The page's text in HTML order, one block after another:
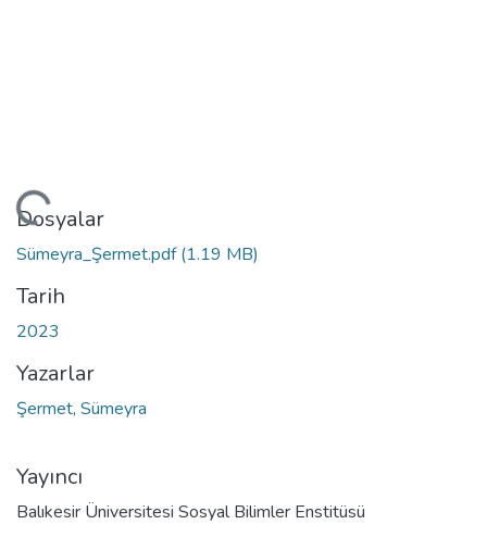
Yükleniyor...
Dosyalar
Sümeyra_Şermet.pdf(1.19 MB)
Tarih
2023
Yazarlar
Şermet, Sümeyra
Yayıncı
Balıkesir Üniversitesi Sosyal Bilimler Enstitüsü